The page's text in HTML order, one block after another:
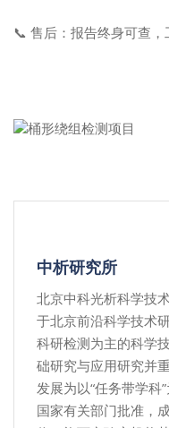
📞 售后：报告终身可查，
中析研究所
北京中科光析科学技
于北京前沿科学技术
科研检测为主的科学
础研究与应用研究并
发展为以“任务带学科
国家有关部门批准，